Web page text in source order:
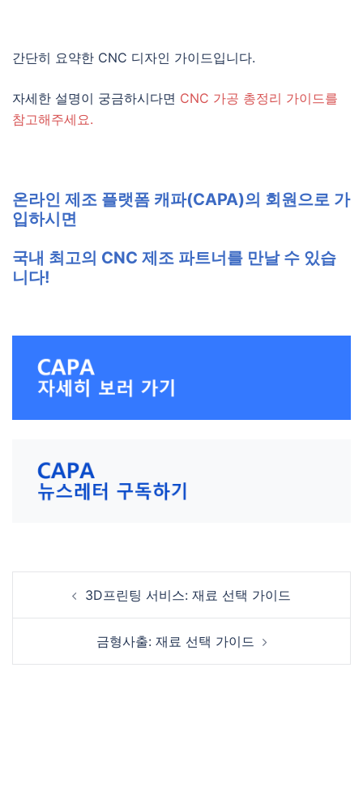
간단히 요약한 CNC 디자인 가이드입니다.
자세한 설명이 궁금하시다면 CNC 가공 총정리 가이드를
참고해주세요.
온라인 제조 플랫폼 캐파(CAPA)의 회원으로 가
입하시면
국내 최고의 CNC 제조 파트너를 만날 수 있습
니다!
navigation3D프린팅 서비스: 재료 선택 가이드
금형사출: 재료 선택 가이드